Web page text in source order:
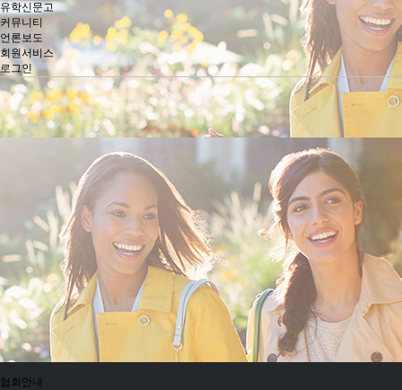
유학신문고
커뮤니티
언론보도
회원서비스
로그인
협회안내